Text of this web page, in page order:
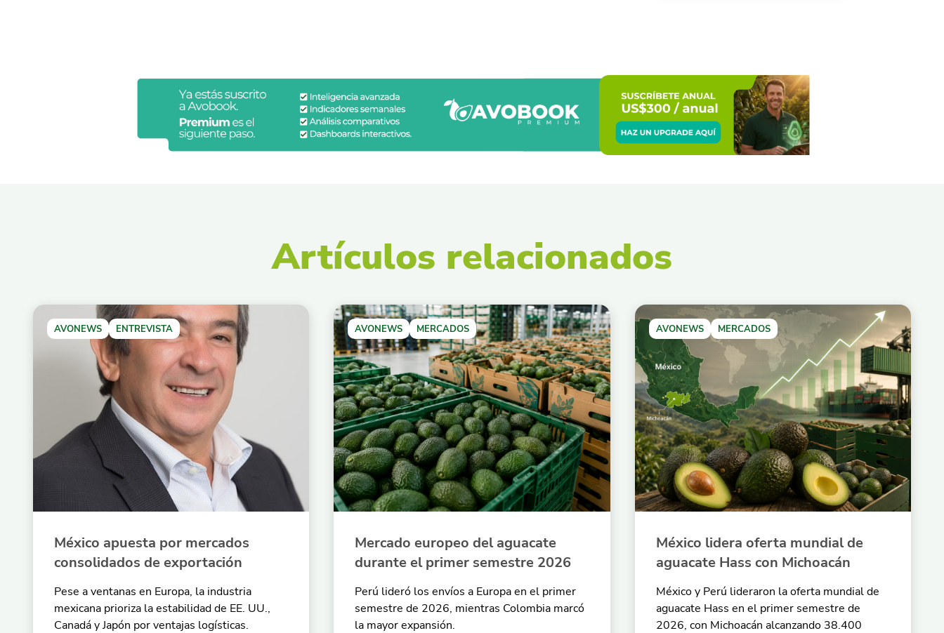
Artículos relacionados
AVONEWS ENTREVISTA
México apuesta por mercados
consolidados de exportación
Pese a ventanas en Europa, la industria
mexicana prioriza la estabilidad de EE. UU.,
Canadá y Japón por ventajas logísticas.
AVONEWS MERCADOS
Mercado europeo del aguacate
durante el primer semestre 2026
Perú lideró los envíos a Europa en el primer
semestre de 2026, mientras Colombia marcó
la mayor expansión.
AVONEWS MERCADOS
México lidera oferta mundial de
aguacate Hass con Michoacán
México y Perú lideraron la oferta mundial de
aguacate Hass en el primer semestre de
2026, con Michoacán alcanzando 38.400